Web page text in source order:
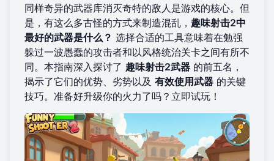
同样奇异的武器库消灭奇特的敌人是游戏的核心。但
是，有这么多古怪的方式来制造混乱， 趣味射击2中
最好的武器是什么？ 选择合适的工具意味着在勉强
躲过一波愚蠢的攻击者和以风格统治关卡之间有所不
同。本指南深入探讨了 趣味射击2武器 的前五名，
揭示了它们的优势、劣势以及 有效使用武器 的关键
技巧。准备好升级你的火力了吗？ 立即试玩 ！